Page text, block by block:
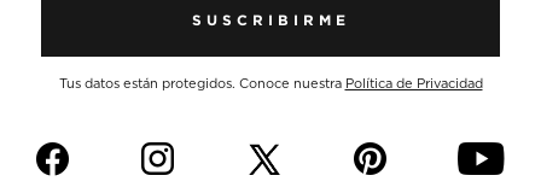
SUSCRIBIRME
Tus datos están protegidos. Conoce nuestra Política de Privacidad
f i p y